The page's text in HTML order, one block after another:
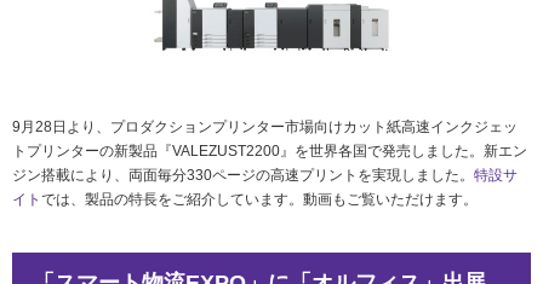
イト
株主・投資家情報
社会とのかかわり
閉じる
9月28日より、プロダクションプリンター市場向けカット紙高速インクジェッ
トプリンターの新製品『VALEZUST2200』を世界各国で発売しました。新エン
ジン搭載により、両面毎分330ページの高速プリントを実現しました。 特設サ
イト では、製品の特長をご紹介しています。動画もご覧いただけます。